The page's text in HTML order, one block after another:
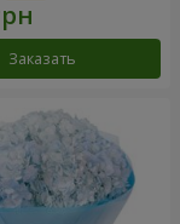
Заказать